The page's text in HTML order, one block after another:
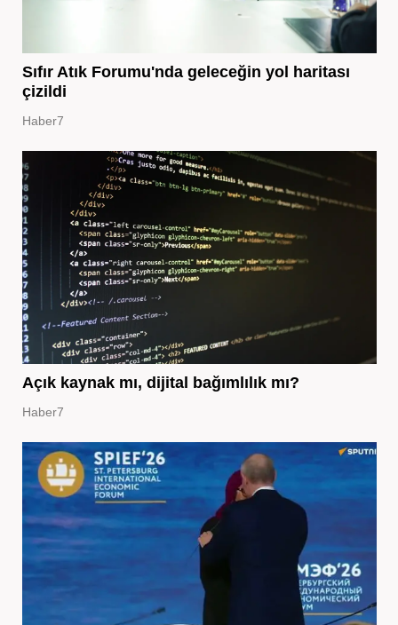
Sıfır Atık Forumu'nda geleceğin yol haritası
çizildi
Haber7
Açık kaynak mı, dijital bağımlılık mı?
Haber7